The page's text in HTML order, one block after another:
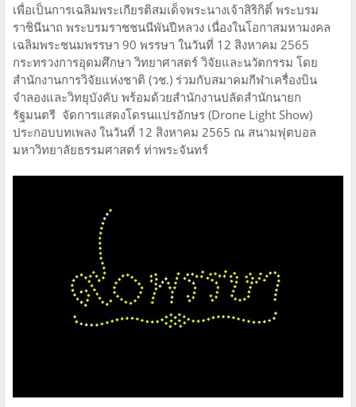
เพื่อเป็นการเฉลิมพระเกียรติสมเด็จพระนางเจ้าสิริกิติ์ พระบรม
ราชินีนาถ พระบรมราชชนนีพันปีหลวง เนื่องในโอกาสมหามงคล
เฉลิมพระชนมพรรษา 90 พรรษา ในวันที่ 12 สิงหาคม 2565
กระทรวงการอุดมศึกษา วิทยาศาสตร์ วิจัยและนวัตกรรม โดย
สำนักงานการวิจัยแห่งชาติ (วช.) ร่วมกับสมาคมกีฬาเครื่องบิน
จำลองและวิทยุบังคับ พร้อมด้วยสำนักงานปลัดสำนักนายก
รัฐมนตรี จัดการแสดงโดรนแปรอักษร (Drone Light Show)
ประกอบบทเพลง ในวันที่ 12 สิงหาคม 2565 ณ สนามฟุตบอล
มหาวิทยาลัยธรรมศาสตร์ ท่าพระจันทร์